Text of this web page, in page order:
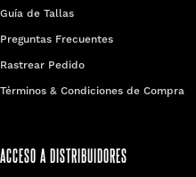
Guía de Tallas
Preguntas Frecuentes
Rastrear Pedido
Términos & Condiciones de Compra
ACCESO A DISTRIBUIDORES